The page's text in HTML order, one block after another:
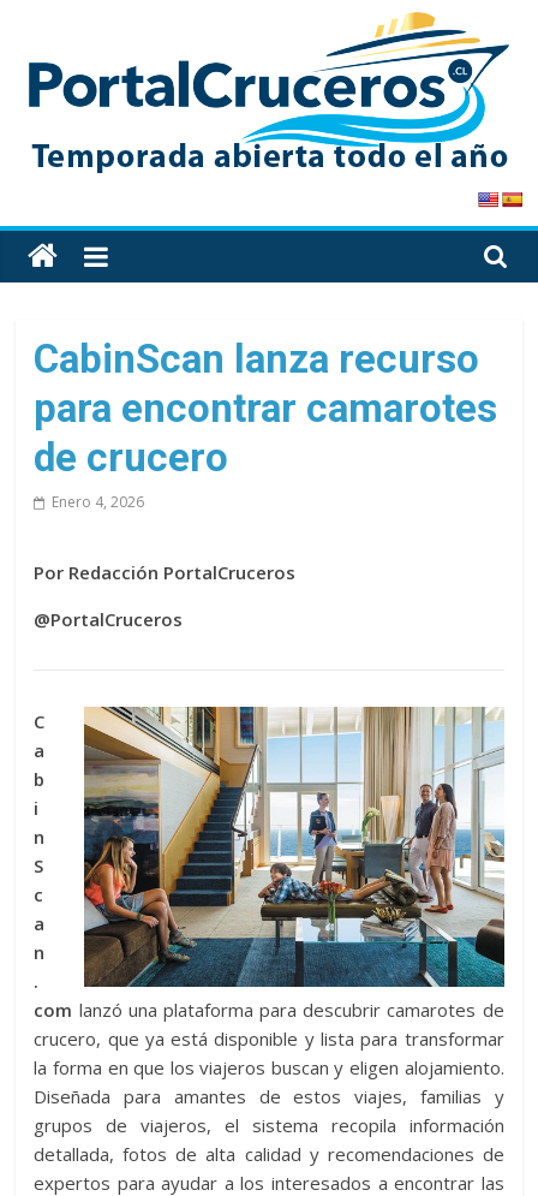
content
PortalCruceros
Toda
la
de
cruceros
en
un
solo
CabinScan lanza recurso
para encontrar camarotes
de crucero
Enero 4, 2026
Por Redacción PortalCruceros
@PortalCruceros
C
a
b
i
n
S
c
a
n
.
com lanzó una plataforma para descubrir camarotes de
crucero, que ya está disponible y lista para transformar
la forma en que los viajeros buscan y eligen alojamiento.
Diseñada para amantes de estos viajes, familias y
grupos de viajeros, el sistema recopila información
detallada, fotos de alta calidad y recomendaciones de
expertos para ayudar a los interesados a encontrar las